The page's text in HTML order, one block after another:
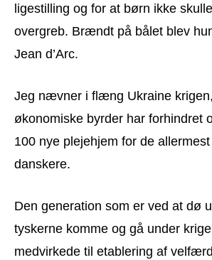
ligestilling og for at børn ikke
overgreb. Brændt på bålet blev
Jean d’Arc.
Jeg nævner i flæng Ukraine
økonomiske byrder har forhindret
100 nye plejehjem for de
danskere.
Den generation som er ved at dø
tyskerne komme og gå under
medvirkede til etablering af